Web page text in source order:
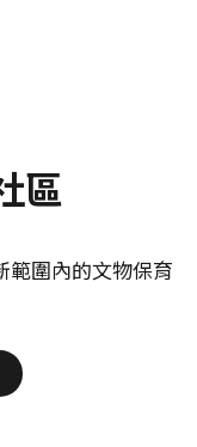
區
範圍內的文物保育